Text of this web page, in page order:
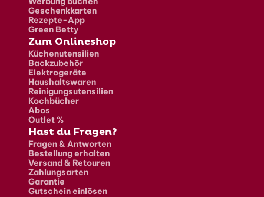
Geschenkkarten
Rezepte-App
Green Betty
Zum Onlineshop
Küchenutensilien
Backzubehör
Elektrogeräte
Haushaltswaren
Reinigungsutensilien
Kochbücher
Abos
Outlet %
Hast du Fragen?
Fragen & Antworten
Bestellung erhalten
Versand & Retouren
Zahlungsarten
Garantie
Gutschein einlösen